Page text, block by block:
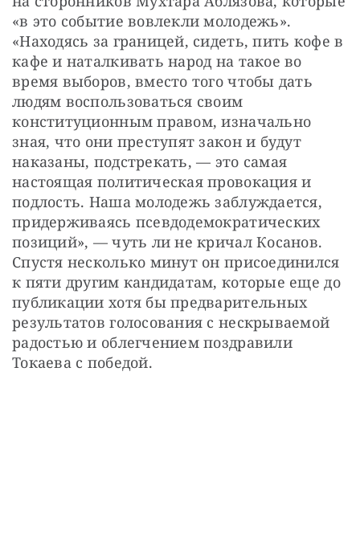
«в это событие вовлекли молодежь».
«Находясь за границей, сидеть, пить кофе в
кафе и наталкивать народ на такое во
время выборов, вместо того чтобы дать
людям воспользоваться своим
конституционным правом, изначально
зная, что они преступят закон и будут
наказаны, подстрекать, — это самая
настоящая политическая провокация и
подлость. Наша молодежь заблуждается,
придерживаясь псевдодемократических
позиций», — чуть ли не кричал Косанов.
Спустя несколько минут он присоединился
к пяти другим кандидатам, которые еще до
публикации хотя бы предварительных
результатов голосования с нескрываемой
радостью и облегчением поздравили
Токаева с победой.